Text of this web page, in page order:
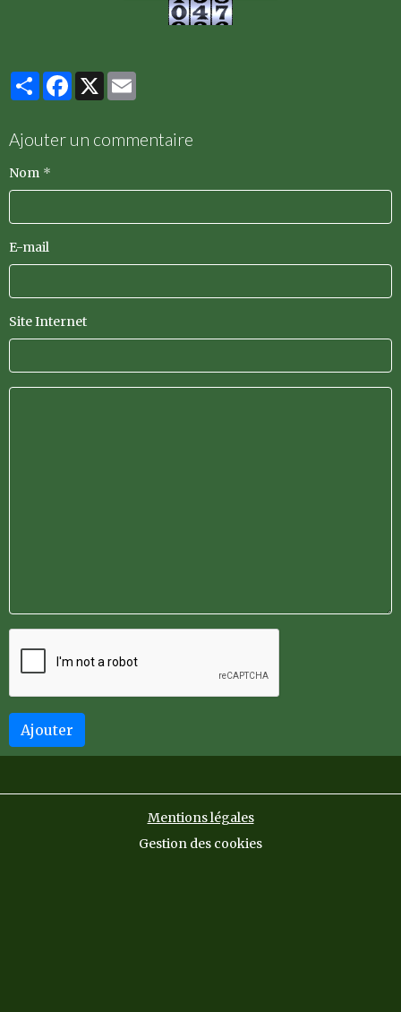
PartagerFacebook
X
Ajouter un commentaire
Nom
E-mail
Site Internet
Ajouter
Mentions légales
Gestion des cookies